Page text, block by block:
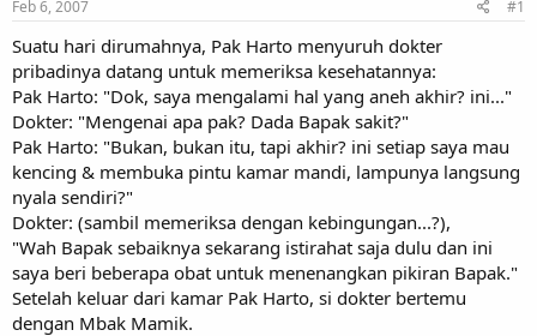
r
e
r
Feb 6, 2007 #1
Suatu hari dirumahnya, Pak Harto menyuruh dokter
pribadinya datang untuk memeriksa kesehatannya:
Pak Harto: "Dok, saya mengalami hal yang aneh akhir? ini..."
Dokter: "Mengenai apa pak? Dada Bapak sakit?"
Pak Harto: "Bukan, bukan itu, tapi akhir? ini setiap saya mau
kencing & membuka pintu kamar mandi, lampunya langsung
nyala sendiri?"
Dokter: (sambil memeriksa dengan kebingungan...?),
"Wah Bapak sebaiknya sekarang istirahat saja dulu dan ini
saya beri beberapa obat untuk menenangkan pikiran Bapak."
Setelah keluar dari kamar Pak Harto, si dokter bertemu
dengan Mbak Mamik.